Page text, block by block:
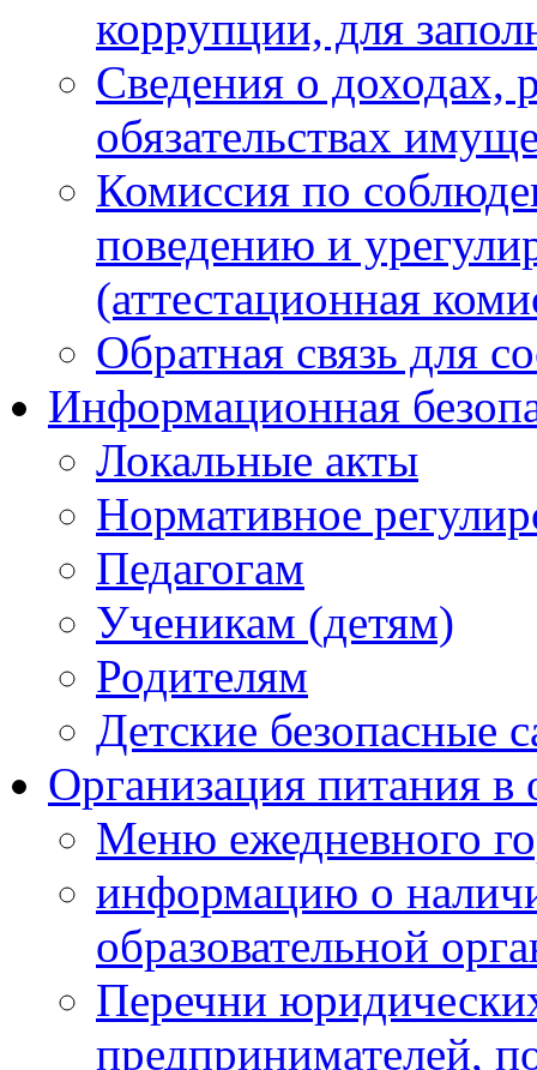
коррупции, для
Сведения о доходах,
обязательствах
Комиссия по
поведению и
(аттестационная
Обратная связь для
Информационная
Локальные акты
Нормативное
Педагогам
Ученикам (детям)
Родителям
Детские безопасные
Организация питания в
Меню ежедневного
информацию о
образовательной
Перечни
предпринимателей,